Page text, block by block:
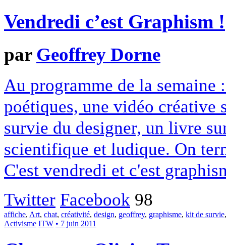
Vendredi c’est Graphism !
par Geoffrey Dorne
Au programme de la semaine
poétiques, une vidéo créative
survie du designer, un livre
scientifique et ludique. On
C'est vendredi et c'est
Twitter Facebook 98
affiche, Art, chat, créativité, design, geoffrey, graphisme, kit de survie
Activisme ITW • 7 juin 2011